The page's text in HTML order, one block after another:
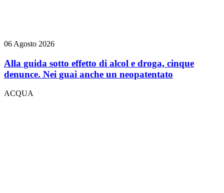
06 Agosto 2026
Alla guida sotto effetto di alcol e droga, cinque
denunce. Nei guai anche un neopatentato
ACQUA